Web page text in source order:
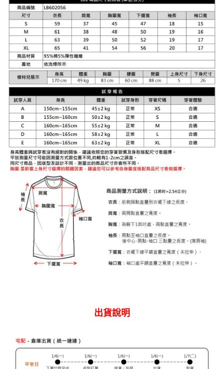
【「AFTEE先享後付」結帳流程】
１．於結帳方式選擇「AFTEE先享後付」後，將跳轉至「AFTEE先享後付」
結帳頁面，進行簡訊認證並確認金額後，即可完成結帳。
２．訂單成立數日內，您將收到繳費通知簡訊。
３．收到繳費通知簡訊後14天內，點擊此簡訊中的連結，可透過四大超商／
ATM／網路銀行／等多元方式進行付款，方視為交易完成。
※ 請注意：結帳手續完成當下不需立刻繳費，但若您需要取消訂單，請聯絡
購買商品的店家。未經商家同意取消之訂單仍視為有效，需透過AFTEE先享
後付繳納相關費用。
※ 交易是否成功請以「AFTEE先享後付 」之結帳頁面顯示為準，若有關於
是否繳費成功／繳費後需取消欲退款等相關疑問，請聯繫「AFTEE先享後付
客戶支援中心」https://netprotections.freshdesk.com/support/home
【注意事項】
１．透過由恩沛科技股份有限公司提供之「AFTEE先享後付」服務完成之交
易，需依本服務之必要範圍內提供個人資料，並將交易相關給付款項請求債
權轉讓予恩沛科技股份有限公司。
２．關於個人資料處理事宜，請瀏覽以下網址：
https://aftee.tw/terms/#terms3
３．未成年的使用者請事先徵得法定代理人或監護人之同意方可使用
「AFTEE先享後付」，若未經同意申辦者引起之損失，本公司不負相關責
任。
４．使用「AFTEE先享後付」時，將依據個別帳號之用戶狀況，依本公司即
時審查核予不同之上限額度；若仍有額度不足之情形，本公司將視審查結果
請求用戶進行身份認證。
５．嚴禁一人註冊多個帳號或使用他人資訊註冊。若發現惡意使用之情形，
恩沛科技股份有限公司將有權停止該用戶之使用額度並採取法律行動。
每筆NT$80，滿NT$2,000(含以上)免運費
付款後 全家取貨
每筆NT$80，滿NT$2,000(含以上)免運費
7-11 取貨付款
每筆NT$80，滿NT$2,000(含以上)免運費
每筆NT$80，滿NT$2,000(含以上)免運費
宅配
每筆NT$120，滿NT$2,000(含以上)免運費
離島宅配
每筆NT$240
門市自取【環保愛地球｜自備購物袋 | 出貨後10天內通知取貨】
免運費
國家/地區配送
出貨說明